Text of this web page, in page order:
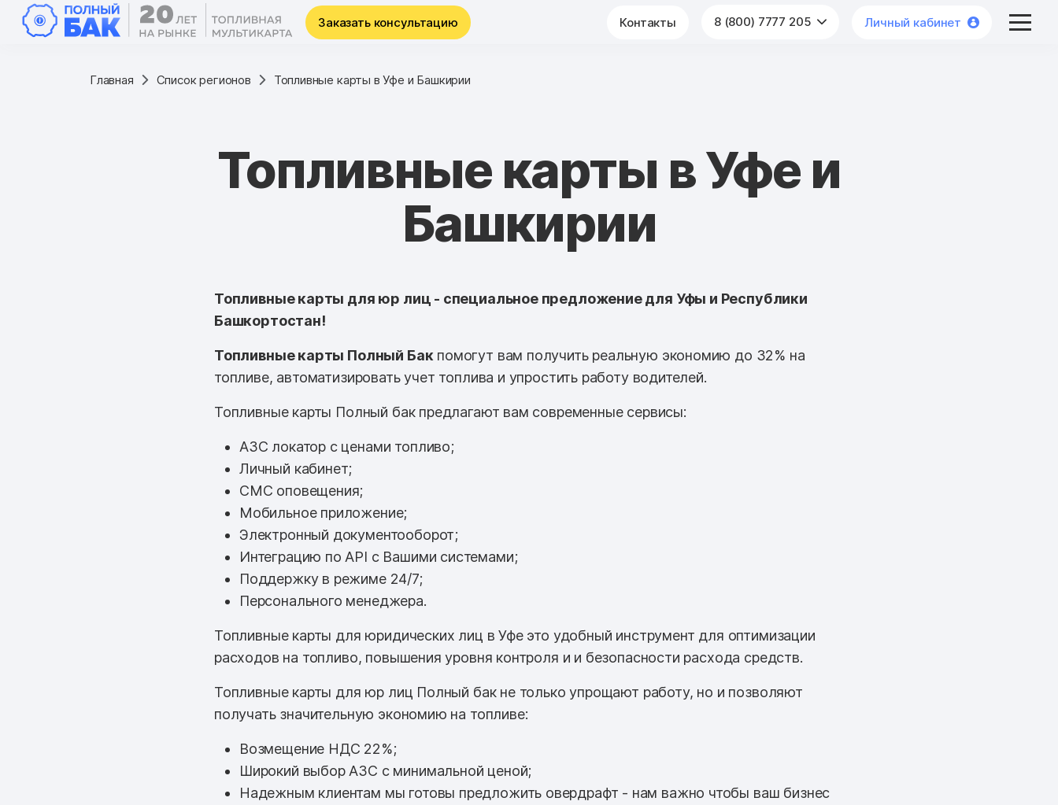
Заказать консультацию Контакты 8 (800) 7777 205 Личный кабинет
Главная Список регионов Топливные карты в Уфе и Башкирии
Топливные карты в Уфе и
Башкирии
Топливные карты для юр лиц - специальное предложение для Уфы и Республики
Башкортостан!
Топливные карты Полный Бак помогут вам получить реальную экономию до 32% на
топливе, автоматизировать учет топлива и упростить работу водителей.
Топливные карты Полный бак предлагают вам современные сервисы:
АЗС локатор с ценами топливо;
Личный кабинет;
СМС оповещения;
Мобильное приложение;
Электронный документооборот;
Интеграцию по API с Вашими системами;
Поддержку в режиме 24/7;
Персонального менеджера.
Топливные карты для юридических лиц в Уфе это удобный инструмент для оптимизации
расходов на топливо, повышения уровня контроля и и безопасности расхода средств.
Топливные карты для юр лиц Полный бак не только упрощают работу, но и позволяют
получать значительную экономию на топливе:
Возмещение НДС 22%;
Широкий выбор АЗС с минимальной ценой;
Надежным клиентам мы готовы предложить овердрафт - нам важно чтобы ваш бизнес